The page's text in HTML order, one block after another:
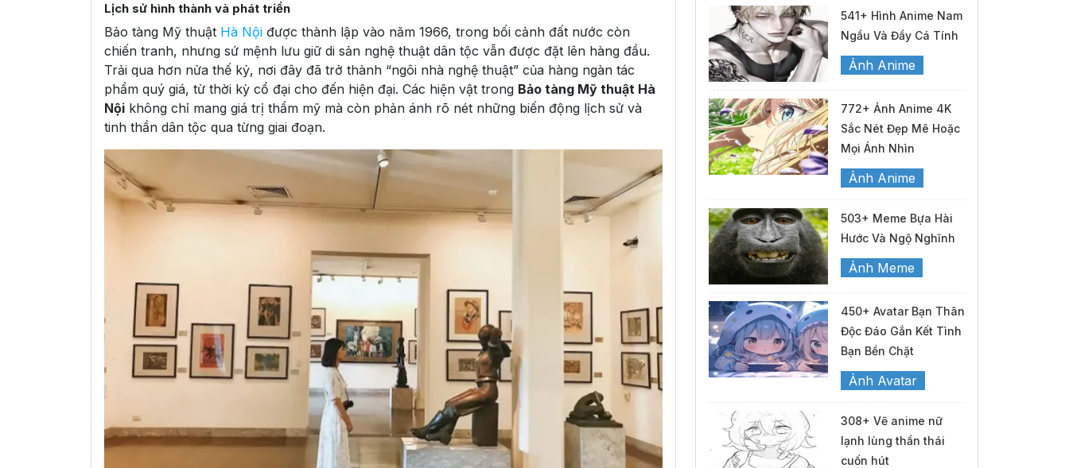
Lịch sử hình thành và phát triển
Bảo tàng Mỹ thuật Hà Nội được thành lập vào năm 1966, trong bối cảnh đất nước còn
chiến tranh, nhưng sứ mệnh lưu giữ di sản nghệ thuật dân tộc vẫn được đặt lên hàng đầu.
Trải qua hơn nửa thế kỷ, nơi đây đã trở thành “ngôi nhà nghệ thuật” của hàng ngàn tác
phẩm quý giá, từ thời kỳ cổ đại cho đến hiện đại. Các hiện vật trong Bảo tàng Mỹ thuật Hà
Nội không chỉ mang giá trị thẩm mỹ mà còn phản ánh rõ nét những biến động lịch sử và
tinh thần dân tộc qua từng giai đoạn.
541+ Hình Anime Nam
Ngầu Và Đầy Cá Tính
Ảnh Anime
772+ Ảnh Anime 4K
Sắc Nét Đẹp Mê Hoặc
Mọi Ánh Nhìn
Ảnh Anime
503+ Meme Bựa Hài
Hước Và Ngộ Nghĩnh
Ảnh Meme
450+ Avatar Bạn Thân
Độc Đáo Gắn Kết Tình
Bạn Bền Chặt
Ảnh Avatar
308+ Vẽ anime nữ
lạnh lùng thần thái
cuốn hút